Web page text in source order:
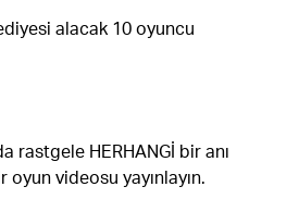
alacak 10 oyuncu
rastgele HERHANGİ bir anı
videosu yayınlayın.